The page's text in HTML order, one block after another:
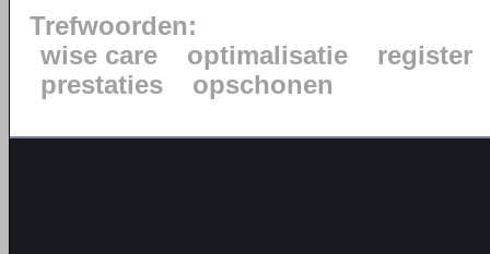
Trefwoorden:
wise care
optimalisatie
register
prestaties
opschonen